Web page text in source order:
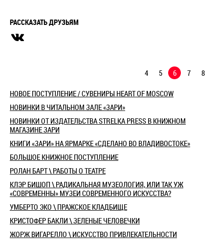
РАССКАЗАТЬ ДРУЗЬЯМ
4 5 6 7 8
НОВОЕ ПОСТУПЛЕНИЕ / СУВЕНИРЫ HEART OF MOSCOW
НОВИНКИ В ЧИТАЛЬНОМ ЗАЛЕ «ЗАРИ»
НОВИНКИ ОТ ИЗДАТЕЛЬСТВА STRELKA PRESS В КНИЖНОМ
МАГАЗИНЕ ЗАРИ
КНИГИ «ЗАРИ» НА ЯРМАРКЕ «СДЕЛАНО ВО ВЛАДИВОСТОКЕ»
БОЛЬШОЕ КНИЖНОЕ ПОСТУПЛЕНИЕ
РОЛАН БАРТ \ РАБОТЫ О ТЕАТРЕ
КЛЭР БИШОП \ РАДИКАЛЬНАЯ МУЗЕОЛОГИЯ, ИЛИ ТАК УЖ
«СОВРЕМЕННЫ» МУЗЕИ СОВРЕМЕННОГО ИСКУССТВА?
УМБЕРТО ЭКО \ ПРАЖСКОЕ КЛАДБИЩЕ
КРИСТОФЕР БАКЛИ \ ЗЕЛЕНЫЕ ЧЕЛОВЕЧКИ
ЖОРЖ ВИГАРЕЛЛО \ ИСКУССТВО ПРИВЛЕКАТЕЛЬНОСТИ